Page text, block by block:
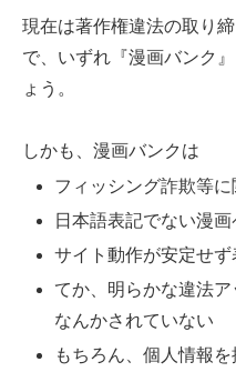
現在は著作権違法の取り
で、いずれ『漫画バンク
ょう。
しかも、漫画バンクは
フィッシング詐欺等
日本語表記でない漫
サイト動作が安定せ
てか、明らかな違法
なんかされていない
もちろん、個人情報